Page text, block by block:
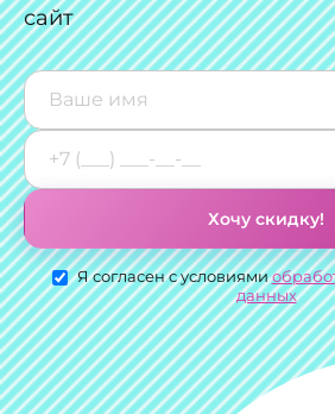
сайт
Хочу скидку!
Я согласен с условиями
данных